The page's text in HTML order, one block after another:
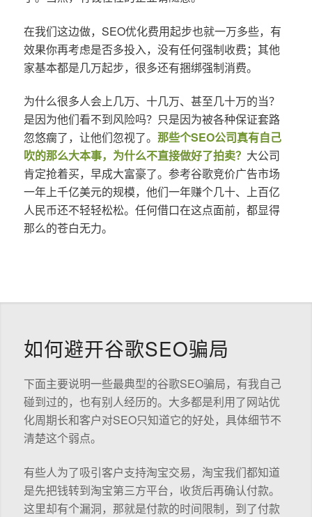
在我们这边做，SEO优化费用起步也就一万多些，有
效果你再考虑是否多投入，没有任何强制收费；其他
家基本都是几万起步，很多还有捆绑强制消费。
为什么很多人会上几万、十几万、甚至几十万的当？
是因为他们看不到风险吗？只是因为被各种保证套路
忽悠瘸了，让他们忽视了。 那些个SEO公司真有自己
吹的那么大本事，为什么不直接做好了拍卖？ 大公司
肯定抢着买，早成大富豪了。参考谷歌竞价广告市场
一年上千亿美元的规模，他们一年赚个几十、上百亿
人民币还不轻轻松松。任何借口在这点面前，都显得
那么的苍白无力。
如何避开谷歌SEO骗局
下面主要说明一些最典型的谷歌SEO骗局，有我自己
碰到过的，也有别人经历的。大多都是利用了网站优
化周期长和客户对SEO只知道它的好处，具体细节不
清楚这个弱点。
有些人为了吸引客户支持淘宝交易，淘宝我们都知道
是先把钱转到淘宝第三方平台，收货后再确认付款。
这里却有个漏洞，那就是付款的时间限制，到了付款